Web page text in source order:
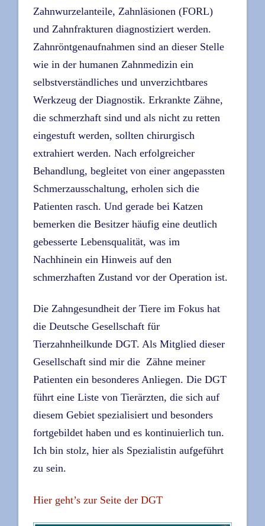
Zahnwurzelanteile, Zahnläsionen (FORL)
und Zahnfrakturen diagnostiziert werden.
Zahnröntgenaufnahmen sind an dieser Stelle
wie in der humanen Zahnmedizin ein
selbstverständliches und unverzichtbares
Werkzeug der Diagnostik. Erkrankte Zähne,
die schmerzhaft sind und als nicht zu retten
eingestuft werden, sollten chirurgisch
extrahiert werden. Nach erfolgreicher
Behandlung, begleitet von einer angepassten
Schmerzausschaltung, erholen sich die
Patienten rasch. Und gerade bei Katzen
bemerken die Besitzer häufig eine deutlich
gebesserte Lebensqualität, was im
Nachhinein ein Hinweis auf den
schmerzhaften Zustand vor der Operation ist.
Die Zahngesundheit der Tiere im Fokus hat
die Deutsche Gesellschaft für
Tierzahnheilkunde DGT. Als Mitglied dieser
Gesellschaft sind mir die Zähne meiner
Patienten ein besonderes Anliegen. Die DGT
führt eine Liste von Tierärzten, die sich auf
diesem Gebiet spezialisiert und besonders
fortgebildet haben und es kontinuierlich tun.
Ich bin stolz, hier als Spezialistin aufgeführt
zu sein.
Hier geht’s zur Seite der DGT